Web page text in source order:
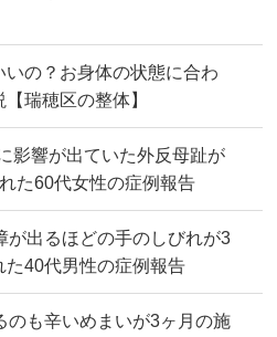
の？お身体の状態に合わ
瑞穂区の整体】
影響が出ていた外反母趾が
た60代女性の症例報告
が出るほどの手のしびれが3
た40代男性の症例報告
のも辛いめまいが3ヶ月の施